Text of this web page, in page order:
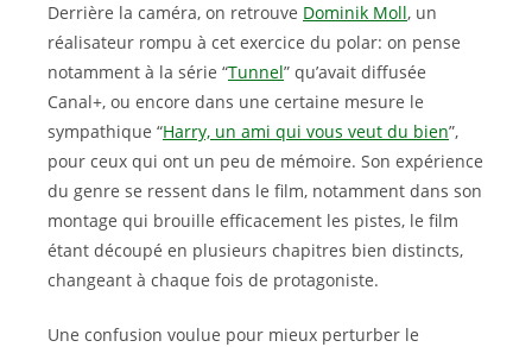
Derrière la caméra, on retrouve Dominik Moll, un
réalisateur rompu à cet exercice du polar: on pense
notamment à la série “Tunnel” qu’avait diffusée
Canal+, ou encore dans une certaine mesure le
sympathique “Harry, un ami qui vous veut du bien”,
pour ceux qui ont un peu de mémoire. Son expérience
du genre se ressent dans le film, notamment dans son
montage qui brouille efficacement les pistes, le film
étant découpé en plusieurs chapitres bien distincts,
changeant à chaque fois de protagoniste.
Une confusion voulue pour mieux perturber le